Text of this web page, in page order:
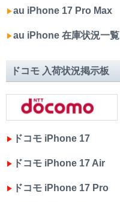
▶︎au iPhone 17 Pro Max
▶︎au iPhone 在庫状況一覧
ドコモ 入荷状況掲示板
▶︎ ドコモ iPhone 17
▶︎ ドコモ iPhone 17 Air
▶︎ ドコモ iPhone 17 Pro